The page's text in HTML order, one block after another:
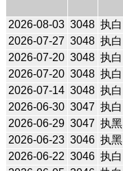
2026-08-03 3048 执白
2026-07-27 3048 执白
2026-07-20 3048 执白
2026-07-20 3048 执白
2026-07-14 3048 执白
2026-06-30 3047 执白
2026-06-29 3047 执黑
2026-06-23 3046 执黑
2026-06-22 3046 执白